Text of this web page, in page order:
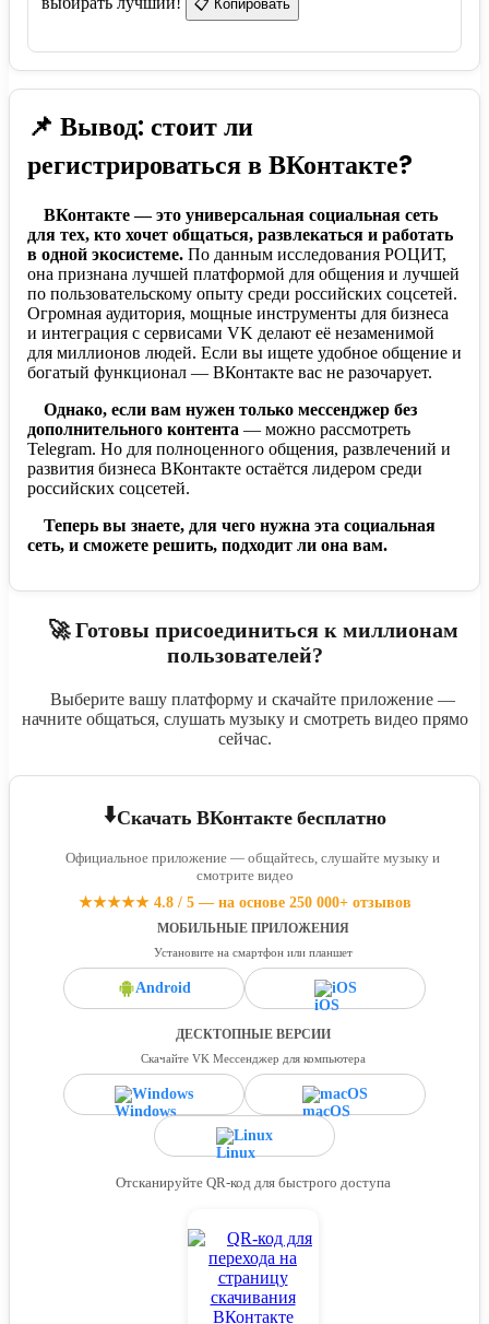
📋 Копировать
📌 Вывод: стоит ли
регистрироваться в ВКонтакте?
ВКонтакте — это универсальная социальная сеть
для тех, кто хочет общаться, развлекаться и работать
в одной экосистеме. По данным исследования РОЦИТ,
она признана лучшей платформой для общения и лучшей
по пользовательскому опыту среди российских соцсетей.
Огромная аудитория, мощные инструменты для бизнеса
и интеграция с сервисами VK делают её незаменимой
для миллионов людей. Если вы ищете удобное общение и
богатый функционал — ВКонтакте вас не разочарует.
Однако, если вам нужен только мессенджер без
дополнительного контента — можно рассмотреть
Telegram. Но для полноценного общения, развлечений и
развития бизнеса ВКонтакте остаётся лидером среди
российских соцсетей.
Теперь вы знаете, для чего нужна эта социальная
сеть, и сможете решить, подходит ли она вам.
🚀 Готовы присоединиться к миллионам
пользователей?
Выберите вашу платформу и скачайте приложение —
начните общаться, слушать музыку и смотреть видео прямо
сейчас.
⬇️Скачать ВКонтакте бесплатно
Официальное приложение — общайтесь, слушайте музыку и
смотрите видео
★★★★★ 4.8 / 5 — на основе 250 000+ отзывов
МОБИЛЬНЫЕ ПРИЛОЖЕНИЯ
Установите на смартфон или планшет
Android iOS
ДЕСКТОПНЫЕ ВЕРСИИ
Скачайте VK Мессенджер для компьютера
Windows macOS
Linux
Отсканируйте QR-код для быстрого доступа